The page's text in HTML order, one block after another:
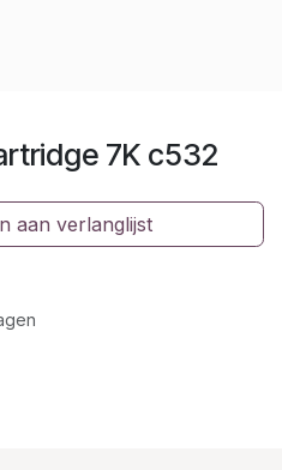
7K c532
aan verlanglijst